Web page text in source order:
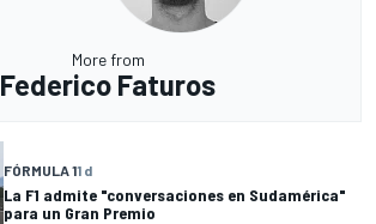
More from
Federico Faturos
FÓRMULA 11 d
La F1 admite "conversaciones en Sudamérica"
para un Gran Premio